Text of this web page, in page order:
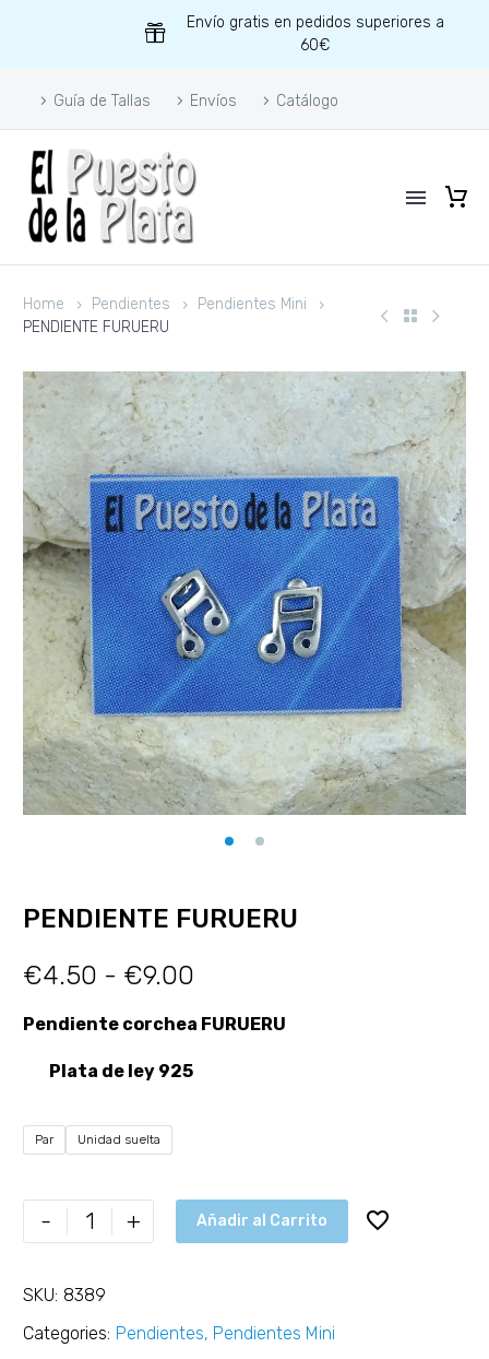
Envío gratis en pedidos superiores a
60€
Guía de Tallas Envíos Catálogo
Home Pendientes
Pendientes Mini
PENDIENTE FURUERU
PENDIENTE FURUERU
€4.50 - €9.00
Pendiente corchea FURUERU
Plata de ley 925
Par Unidad suelta
- + Añadir al Carrito
SKU: 8389
Categories: Pendientes, Pendientes Mini